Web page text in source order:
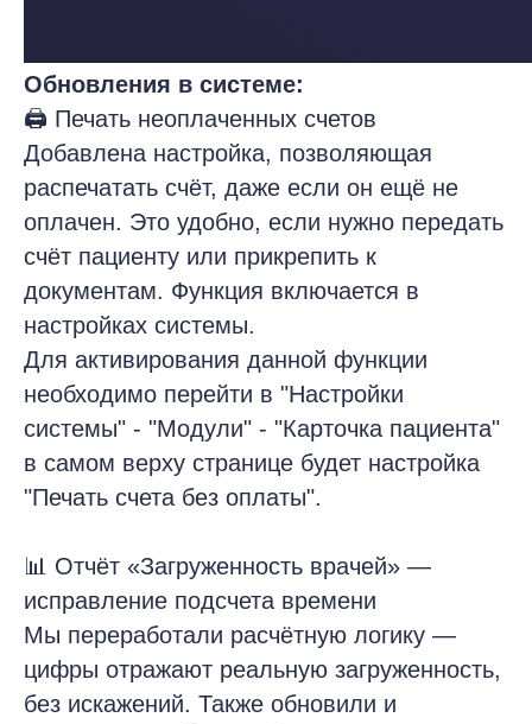
Обновления в системе:
🖨 Печать неоплаченных счетов
Добавлена настройка, позволяющая
распечатать счёт, даже если он ещё не
оплачен. Это удобно, если нужно передать
счёт пациенту или прикрепить к
документам. Функция включается в
настройках системы.
Для активирования данной функции
необходимо перейти в "Настройки
системы" - "Модули" - "Карточка пациента"
в самом верху странице будет настройка
"Печать счета без оплаты".
📊 Отчёт «Загруженность врачей» —
исправление подсчета времени
Мы переработали расчётную логику —
цифры отражают реальную загруженность,
без искажений. Также обновили и